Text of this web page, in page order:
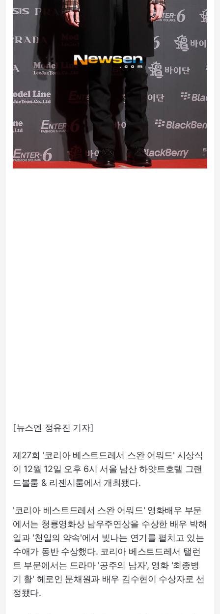
[뉴스엔 정유진 기자]
제27회 '코리아 베스트드레서 스완 어워드' 시상식
이 12월 12일 오후 6시 서울 남산 하얏트호텔 그랜
드볼룸 & 리젠시룸에서 개최됐다.
'코리아 베스트드레서 스완 어워드' 영화배우 부문
에서는 청룡영화상 남우주연상을 수상한 배우 박해
일과 '천일의 약속'에서 빛나는 연기를 펼치고 있는
수애가 동반 수상했다. 코리아 베스트드레서 탤런
트 부문에서는 드라마 '공주의 남자', 영화 '최종병
기 활' 헤로인 문채원과 배우 김수현이 수상자로 선
정됐다.